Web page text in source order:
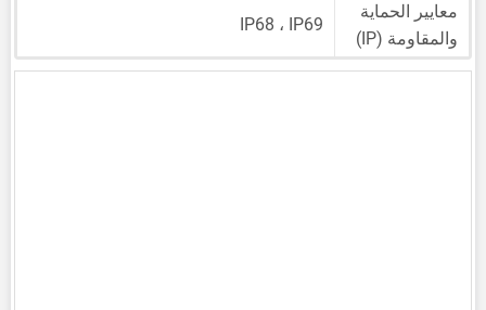
معايير الحماية
والمقاومة (IP)
IP68 ، IP69